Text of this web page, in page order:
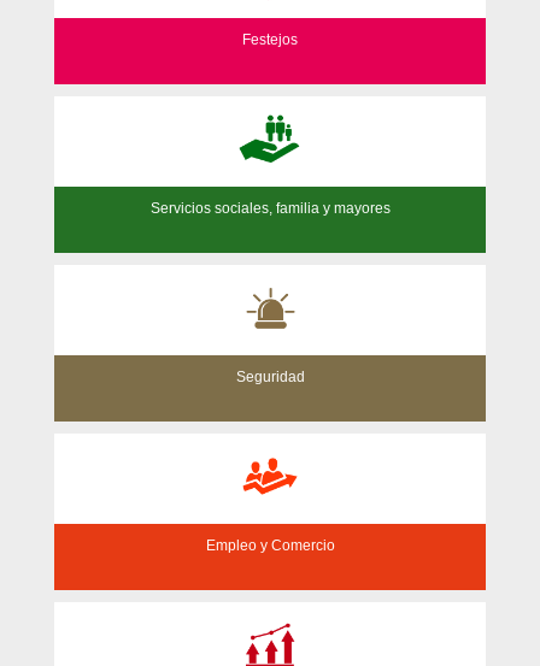
Festejos
Servicios sociales, familia y mayores
Seguridad
Empleo y Comercio